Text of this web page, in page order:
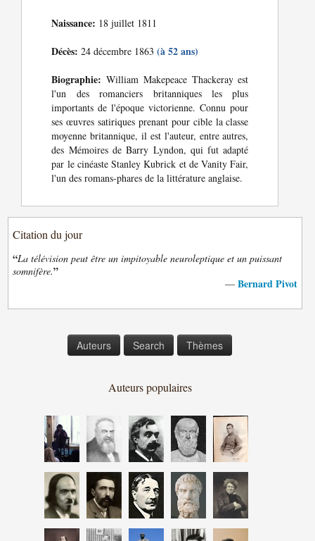
Naissance: 18 juillet 1811
Décès: 24 décembre 1863(à 52 ans)
Biographie: William Makepeace Thackeray est
l'un des romanciers britanniques les plus
importants de l'époque victorienne. Connu pour
ses œuvres satiriques prenant pour cible la classe
moyenne britannique, il est l'auteur, entre autres,
des Mémoires de Barry Lyndon, qui fut adapté
par le cinéaste Stanley Kubrick et de Vanity Fair,
l'un des romans-phares de la littérature anglaise.
Citation du jour
“La télévision peut être un impitoyable neuroleptique et un puissant
somnifère.”
— Bernard Pivot
Auteurs Search Thèmes
Auteurs populaires